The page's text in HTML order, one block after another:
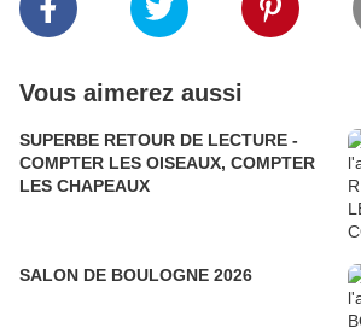
Vous aimerez aussi
SUPERBE RETOUR DE LECTURE -
COMPTER LES OISEAUX, COMPTER
LES CHAPEAUX
SALON DE BOULOGNE 2026